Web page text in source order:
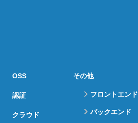
OSS
認証
クラウド
その他
フロントエンド
バックエンド